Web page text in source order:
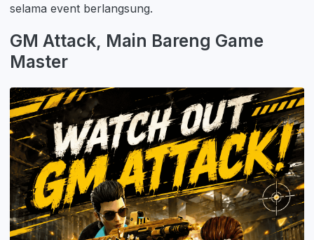
selama event berlangsung.
GM Attack, Main Bareng Game
Master